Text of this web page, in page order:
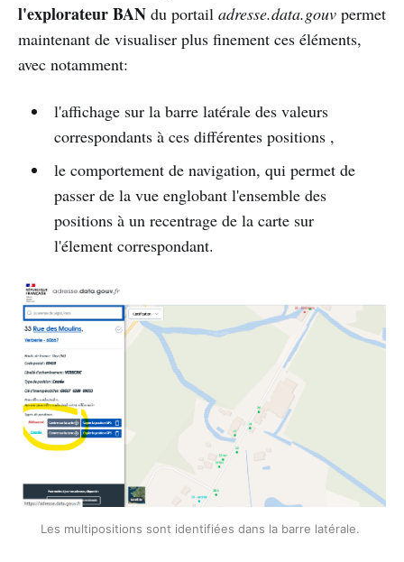
l'explorateur BAN du portail adresse.data.gouv permet
maintenant de visualiser plus finement ces éléments,
avec notamment:
l'affichage sur la barre latérale des valeurs
correspondants à ces différentes positions ,
le comportement de navigation, qui permet de
passer de la vue englobant l'ensemble des
positions à un recentrage de la carte sur
l'élement correspondant.
Les multipositions sont identifiées dans la barre latérale.